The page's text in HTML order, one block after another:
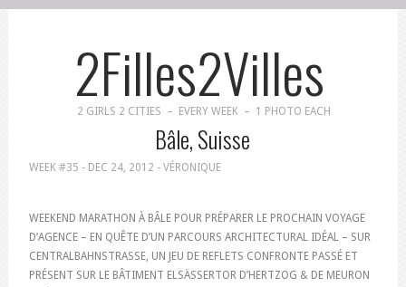
2Filles2Villes
2 GIRLS 2 CITIES – EVERY WEEK – 1 PHOTO EACH
Bâle, Suisse
WEEK #35 - DEC 24, 2012 - VÉRONIQUE
WEEKEND MARATHON À BÂLE POUR PRÉPARER LE PROCHAIN VOYAGE
D’AGENCE – EN QUÊTE D’UN PARCOURS ARCHITECTURAL IDÉAL – SUR
CENTRALBAHNSTRASSE, UN JEU DE REFLETS CONFRONTE PASSÉ ET
PRÉSENT SUR LE BÂTIMENT ELSÄSSERTOR D’HERTZOG & DE MEURON